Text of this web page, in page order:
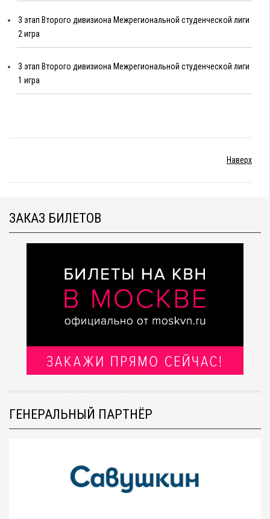
3 этап Второго дивизиона Межрегиональной студенческой лиги
2 игра
3 этап Второго дивизиона Межрегиональной студенческой лиги
1 игра
Наверх
ЗАКАЗ БИЛЕТОВ
ГЕНЕРАЛЬНЫЙ ПАРТНЁР